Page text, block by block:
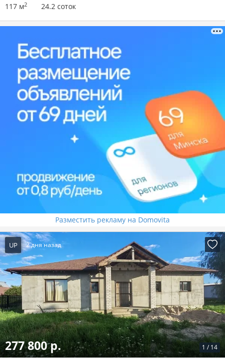
117 м2 24.2 соток
Разместить рекламу на Domovita
UP 2 дня назад
1 / 14
277 800 р.